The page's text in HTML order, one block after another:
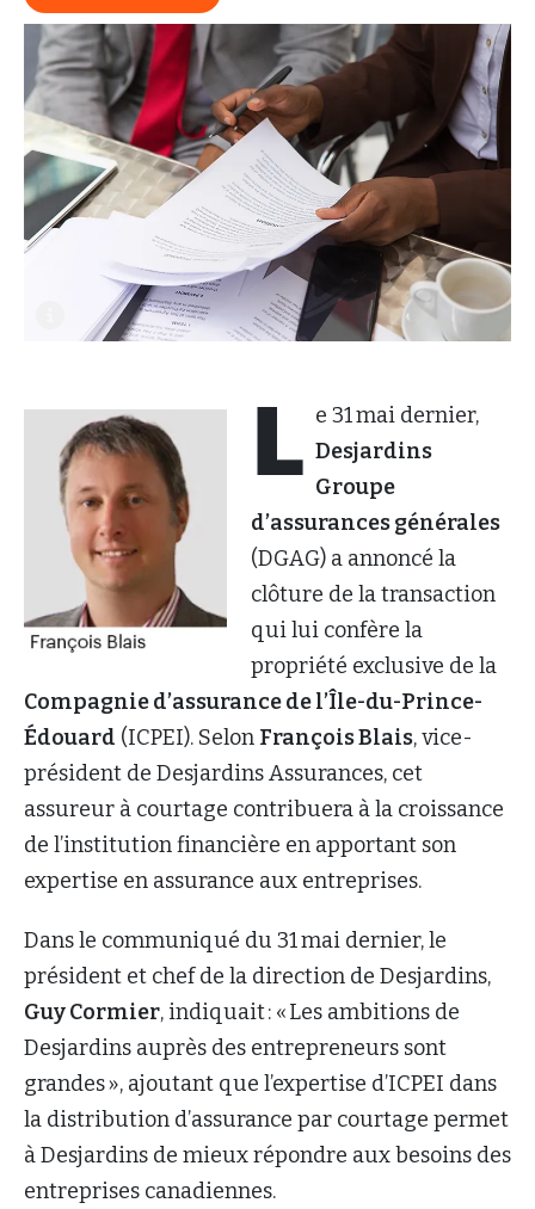
L e 31 mai dernier,
Desjardins
Groupe
d’assurances générales
(DGAG) a annoncé la
clôture de la transaction
qui lui confère la
propriété exclusive de la
Compagnie d’assurance de l’Île-du-Prince-
Édouard (ICPEI). Selon François Blais, vice-
président de Desjardins Assurances, cet
assureur à courtage contribuera à la croissance
de l’institution financière en apportant son
expertise en assurance aux entreprises.
Dans le communiqué du 31 mai dernier, le
président et chef de la direction de Desjardins,
Guy Cormier, indiquait : « Les ambitions de
Desjardins auprès des entrepreneurs sont
grandes », ajoutant que l’expertise d’ICPEI dans
la distribution d’assurance par courtage permet
à Desjardins de mieux répondre aux besoins des
entreprises canadiennes.